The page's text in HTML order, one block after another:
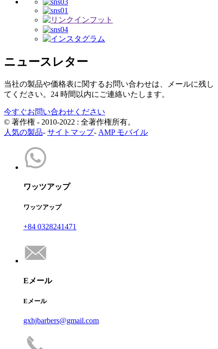
ニュースレター
当社の製品や価格表に関するお問い合わせは、メールに残し
てください。24 時間以内にご連絡いたします。
今すぐお問い合わせください
© 著作権 - 2010-2022 : 全著作権所有。
人気の製品- サイトマップ- AMP モバイル
ワッツアップ
ワッツアップ
+84 0328241471
Eメール
Eメール
gxhjbarbers@gmail.com